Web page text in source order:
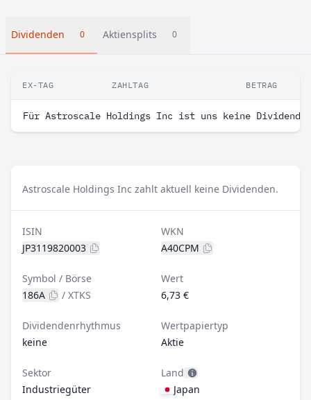
Dividenden 0 Aktiensplits 0
EX-TAG ZAHLTAG BETRAG
Für Astroscale Holdings Inc ist uns keine
Astroscale Holdings Inc zahlt aktuell keine Dividenden.
ISIN
JP3119820003
WKN
A40CPM
Symbol / Börse
186A
/ XTKS
Wert
6,73 €
Dividendenrhythmus
keine
Wertpapiertyp
Aktie
Sektor
Industriegüter
Land
Japan